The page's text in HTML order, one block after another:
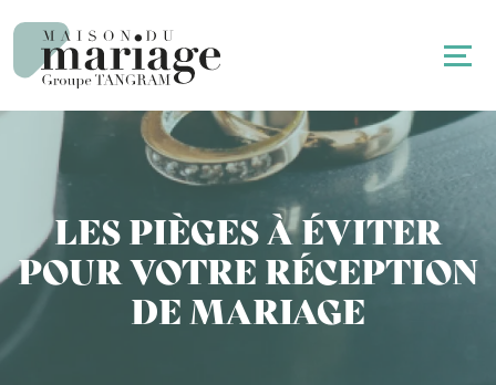
LES PIÈGES À ÉVITER
POUR VOTRE RÉCEPTION
DE MARIAGE